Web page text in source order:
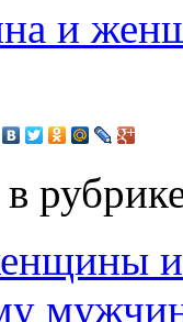
и
и